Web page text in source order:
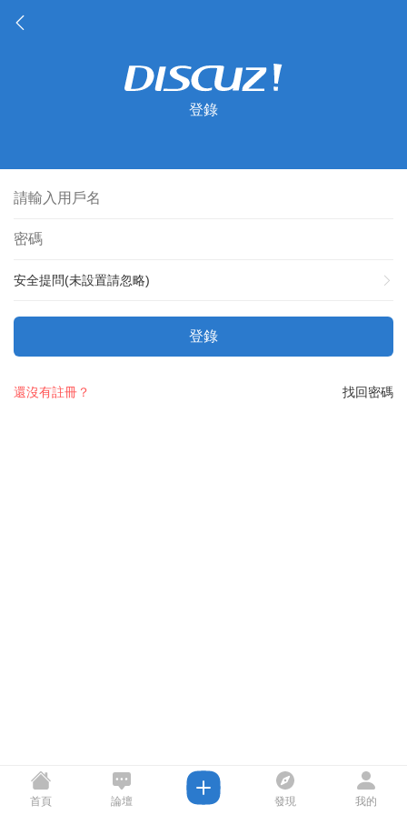
登錄
安全提問(未設置請忽略)
登錄
找回密碼
還沒有註冊？
首頁 論壇 發現 我的